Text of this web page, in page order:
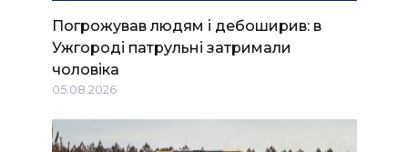
Погрожував людям і дебоширив: в
Ужгороді патрульні затримали
чоловіка
05.08.2026